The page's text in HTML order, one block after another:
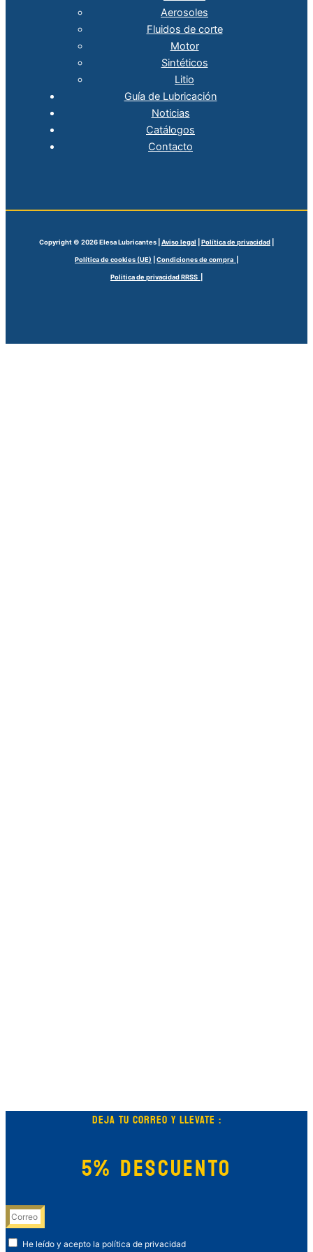
Aerosoles
Fluidos de corte
Motor
Sintéticos
Litio
Guía de Lubricación
Noticias
Catálogos
Contacto
Copyright © 2026 Elesa Lubricantes | Aviso legal Política de privacidad
Política de cookies (UE) Condiciones de compra |
Politica de privacidad RRSS |
DEJA TU CORREO Y LLEVATE :
5% DESCUENTO
He leído y acepto la política de privacidad